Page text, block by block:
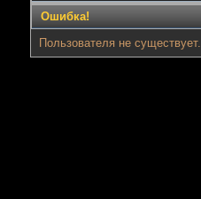
Ошибка!
Пользователя не существует.